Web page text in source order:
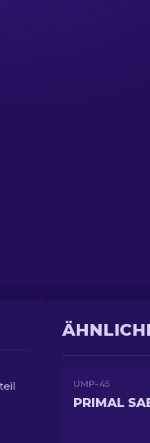
UMP-45
PRIMAL